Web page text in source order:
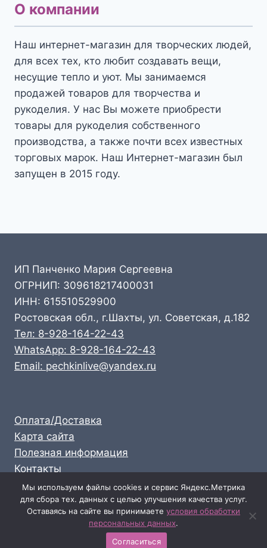
О компании
Наш интернет-магазин для творческих людей,
для всех тех, кто любит создавать вещи,
несущие тепло и уют. Мы занимаемся
продажей товаров для творчества и
рукоделия. У нас Вы можете приобрести
товары для рукоделия собственного
производства, а также почти всех известных
торговых марок. Наш Интернет-магазин был
запущен в 2015 году.
ИП Панченко Мария Сергеевна
ОГРНИП: 309618217400031
ИНН: 615510529900
Ростовская обл., г.Шахты, ул. Советская, д.182
Тел: 8-928-164-22-43
WhatsApp: 8-928-164-22-43
Email: pechkinlive@yandex.ru
Оплата/Доставка
Карта сайта
Полезная информация
Контакты
Личный кабинет
Опт: 8-928-164-22-43
Розница: 8-989-711-58-47
Мы используем файлы cookies и сервис Яндекс.Метрика
для сбора тех. данных с целью улучшения качества услуг.
Оставаясь на сайте вы принимаете условия обработки
персональных данных.
Согласиться